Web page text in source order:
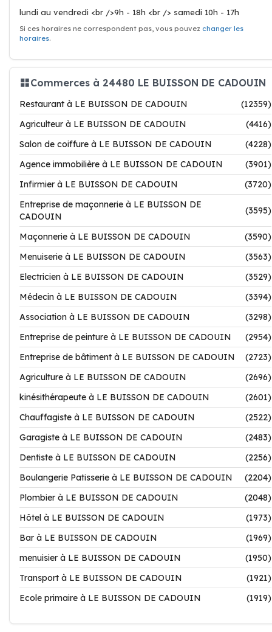
lundi au vendredi <br />9h - 18h <br /> samedi 10h - 17h
Si ces horaires ne correspondent pas, vous pouvez changer les
horaires.
Commerces à 24480 LE BUISSON DE CADOUIN
Restaurant à LE BUISSON DE CADOUIN
(12359)
Agriculteur à LE BUISSON DE CADOUIN
(4416)
Salon de coiffure à LE BUISSON DE CADOUIN
(4228)
Agence immobilière à LE BUISSON DE CADOUIN
(3901)
Infirmier à LE BUISSON DE CADOUIN
(3720)
Entreprise de maçonnerie à LE BUISSON DE
CADOUIN
(3595)
Maçonnerie à LE BUISSON DE CADOUIN
(3590)
Menuiserie à LE BUISSON DE CADOUIN
(3563)
Electricien à LE BUISSON DE CADOUIN
(3529)
Médecin à LE BUISSON DE CADOUIN
(3394)
Association à LE BUISSON DE CADOUIN
(3298)
Entreprise de peinture à LE BUISSON DE CADOUIN
(2954)
Entreprise de bâtiment à LE BUISSON DE CADOUIN
(2723)
Agriculture à LE BUISSON DE CADOUIN
(2696)
kinésithérapeute à LE BUISSON DE CADOUIN
(2601)
Chauffagiste à LE BUISSON DE CADOUIN
(2522)
Garagiste à LE BUISSON DE CADOUIN
(2483)
Dentiste à LE BUISSON DE CADOUIN
(2256)
Boulangerie Patisserie à LE BUISSON DE CADOUIN
(2204)
Plombier à LE BUISSON DE CADOUIN
(2048)
Hôtel à LE BUISSON DE CADOUIN
(1973)
Bar à LE BUISSON DE CADOUIN
(1969)
menuisier à LE BUISSON DE CADOUIN
(1950)
Transport à LE BUISSON DE CADOUIN
(1921)
Ecole primaire à LE BUISSON DE CADOUIN
(1919)